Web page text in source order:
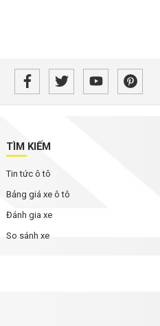
TÌM KIẾM
Tin tức ô tô
Bảng giá xe ô tô
Đánh gia xe
So sánh xe